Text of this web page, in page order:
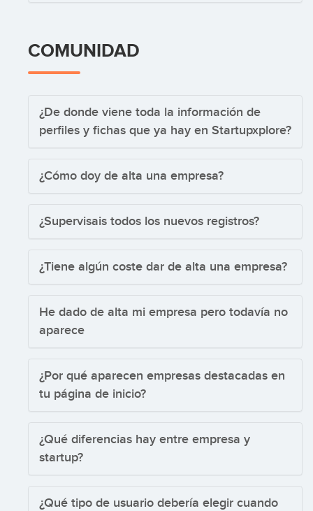
COMUNIDAD
¿De donde viene toda la información de
perfiles y fichas que ya hay en Startupxplore?
¿Cómo doy de alta una empresa?
¿Supervisais todos los nuevos registros?
¿Tiene algún coste dar de alta una empresa?
He dado de alta mi empresa pero todavía no
aparece
¿Por qué aparecen empresas destacadas en
tu página de inicio?
¿Qué diferencias hay entre empresa y
startup?
¿Qué tipo de usuario debería elegir cuando